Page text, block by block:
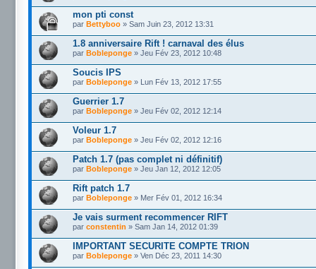
mon pti const
par Bettyboo » Sam Juin 23, 2012 13:31
1.8 anniversaire Rift ! carnaval des élus
par Bobleponge » Jeu Fév 23, 2012 10:48
Soucis IPS
par Bobleponge » Lun Fév 13, 2012 17:55
Guerrier 1.7
par Bobleponge » Jeu Fév 02, 2012 12:14
Voleur 1.7
par Bobleponge » Jeu Fév 02, 2012 12:16
Patch 1.7 (pas complet ni définitif)
par Bobleponge » Jeu Jan 12, 2012 12:05
Rift patch 1.7
par Bobleponge » Mer Fév 01, 2012 16:34
Je vais surment recommencer RIFT
par constentin » Sam Jan 14, 2012 01:39
IMPORTANT SECURITE COMPTE TRION
par Bobleponge » Ven Déc 23, 2011 14:30